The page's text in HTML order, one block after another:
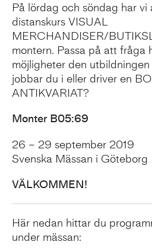
På lördag och söndag har vi
distanskurs VISUAL
MERCHANDISER/
montern. Passa på att fråga
möjligheter den
jobbar du i eller driver en
ANTIKVARIAT?
Monter B05:69
26 – 29 september 2019
Svenska Mässan i Göteborg
VÄLKOMMEN!
Här nedan hittar du
under mässan: